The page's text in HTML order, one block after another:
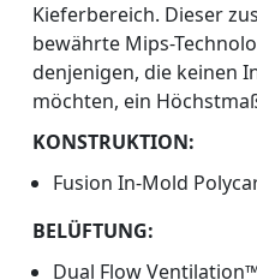
Kieferbereich. Dieser
bewährte Mips-
denjenigen, die keinen
möchten, ein
KONSTRUKTION:
Fusion In-Mold
BELÜFTUNG:
Dual Flow